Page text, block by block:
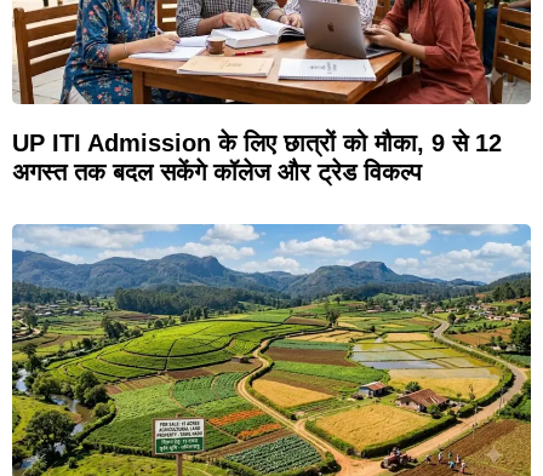
UP ITI Admission के लिए छात्रों को मौका, 9 से 12
अगस्त तक बदल सकेंगे कॉलेज और ट्रेड विकल्प